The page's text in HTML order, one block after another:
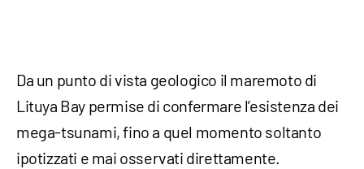
Da un punto di vista geologico il maremoto di
Lituya Bay permise di confermare l’esistenza dei
mega-tsunami, fino a quel momento soltanto
ipotizzati e mai osservati direttamente.